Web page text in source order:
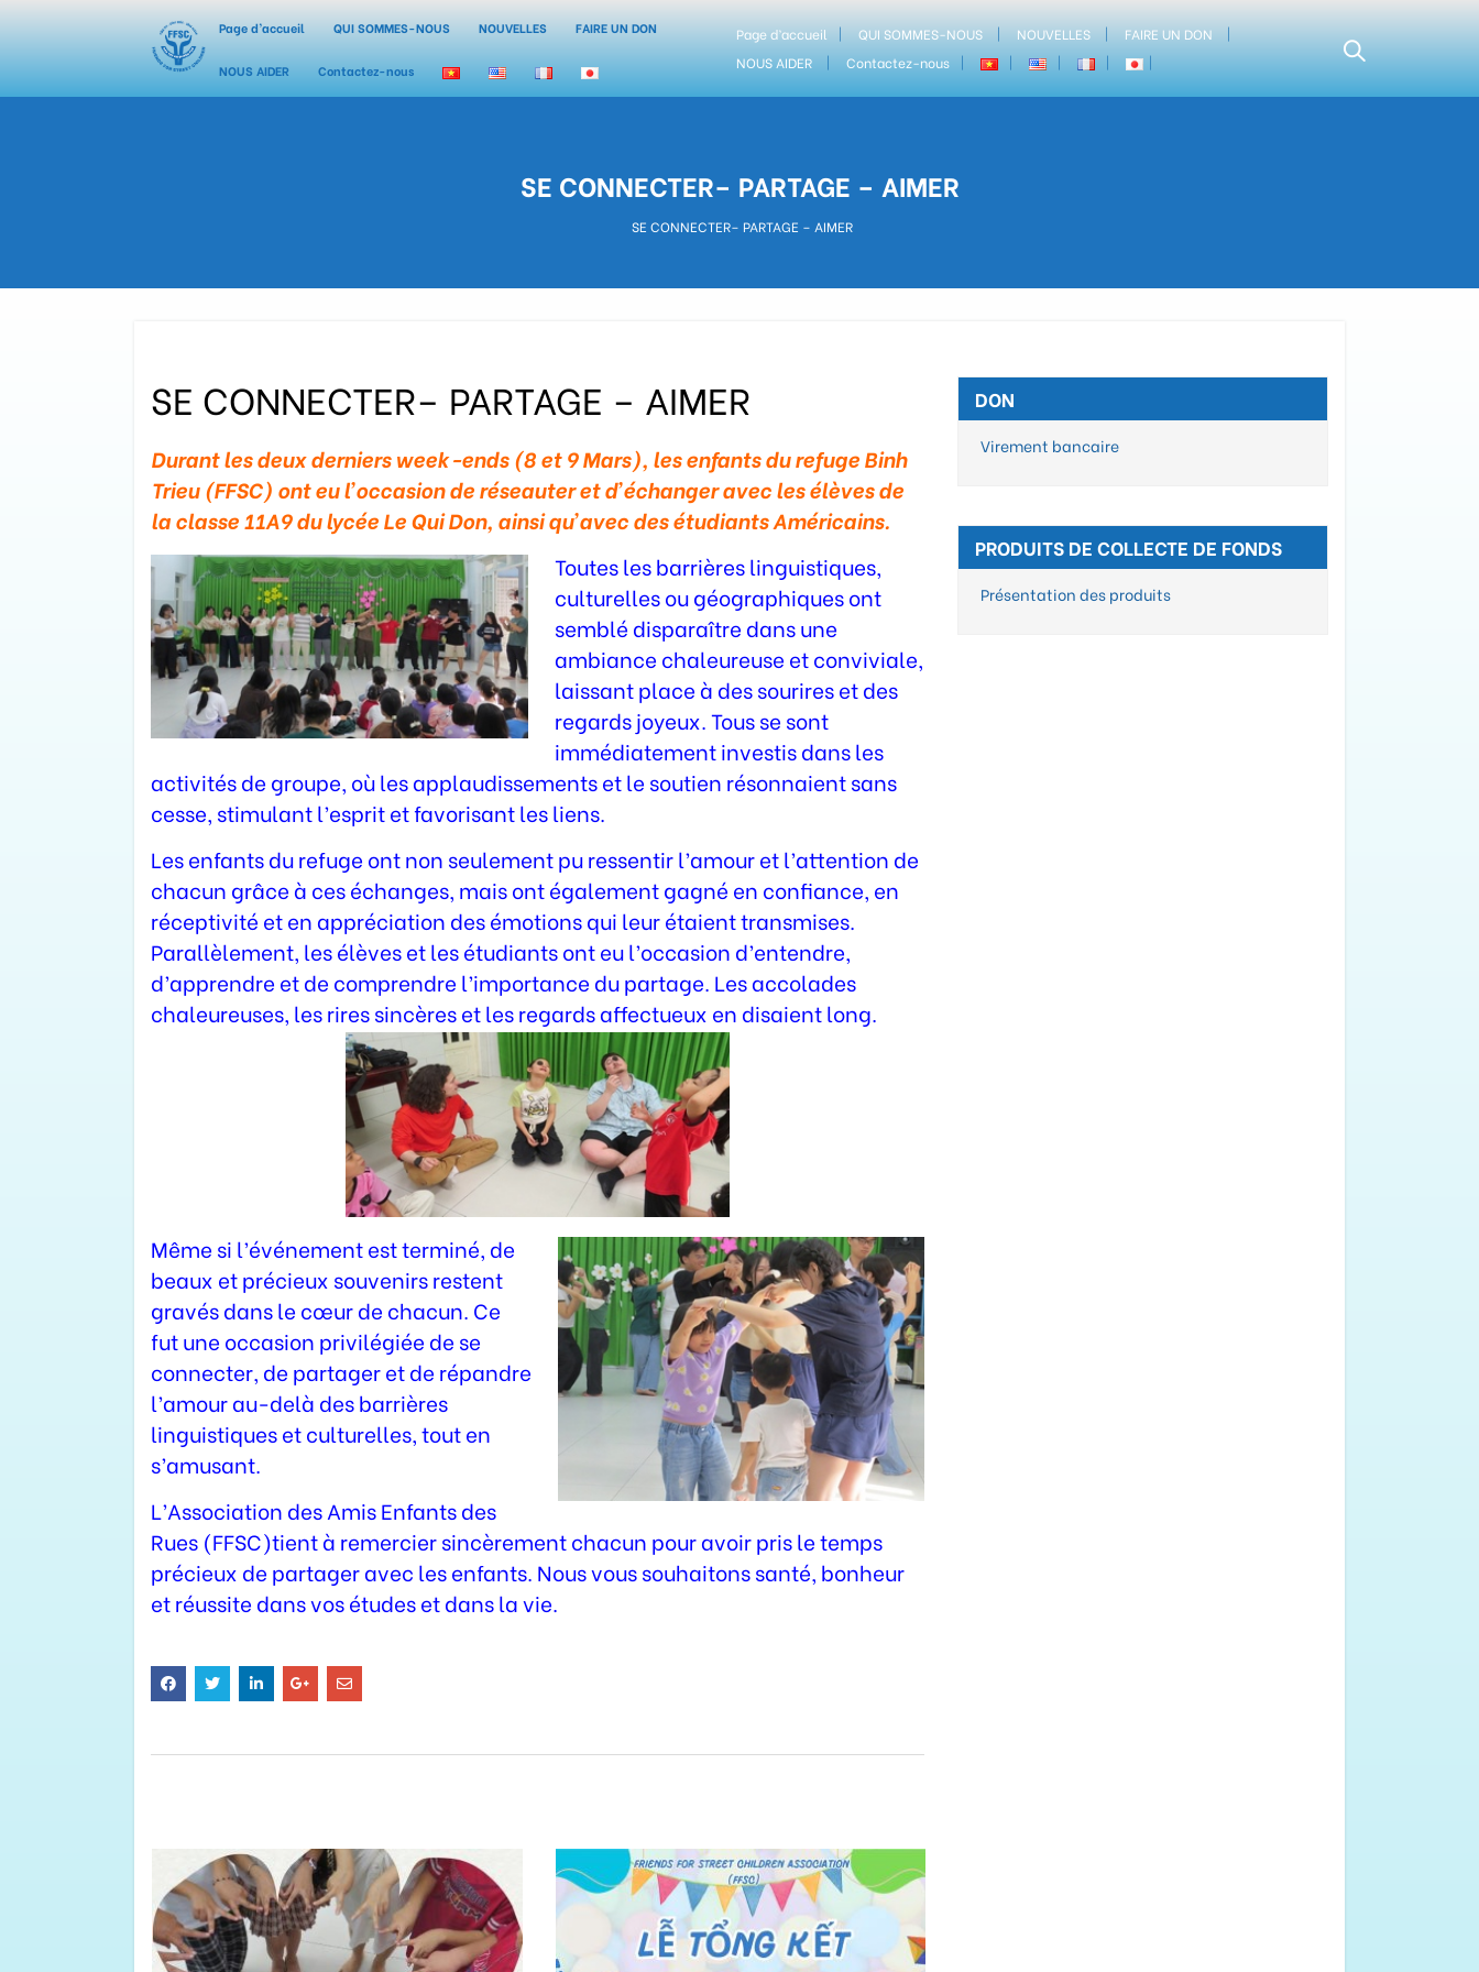
Page d’accueil QUI SOMMES-NOUS NOUVELLES FAIRE UN DON
NOUS AIDER Contactez-nous
Page d’accueil QUI SOMMES-NOUS NOUVELLES
FAIRE UN DON
NOUS AIDER
Contactez-nous
SE CONNECTER– PARTAGE – AIMER
SE CONNECTER– PARTAGE – AIMER
SE CONNECTER– PARTAGE – AIMER
Durant les deux derniers week-ends (8 et 9 Mars), les enfants du refuge Binh
Trieu (FFSC) ont eu l’occasion de réseauter et d’échanger avec les élèves de
la classe 11A9 du lycée Le Qui Don, ainsi qu’avec des étudiants Américains.
Toutes les barrières linguistiques,
culturelles ou géographiques ont
semblé disparaître dans une
ambiance chaleureuse et conviviale,
laissant place à des sourires et des
regards joyeux. Tous se sont
immédiatement investis dans les
activités de groupe, où les applaudissements et le soutien résonnaient sans
cesse, stimulant l’esprit et favorisant les liens.
Les enfants du refuge ont non seulement pu ressentir l’amour et l’attention de
chacun grâce à ces échanges, mais ont également gagné en confiance, en
réceptivité et en appréciation des émotions qui leur étaient transmises.
Parallèlement, les élèves et les étudiants ont eu l’occasion d’entendre,
d’apprendre et de comprendre l’importance du partage. Les accolades
chaleureuses, les rires sincères et les regards affectueux en disaient long.
Même si l’événement est terminé, de
beaux et précieux souvenirs restent
gravés dans le cœur de chacun. Ce
fut une occasion privilégiée de se
connecter, de partager et de répandre
l’amour au-delà des barrières
linguistiques et culturelles, tout en
s’amusant.
L’Association des Amis Enfants des
Rues (FFSC)tient à remercier sincèrement chacun pour avoir pris le temps
précieux de partager avec les enfants. Nous vous souhaitons santé, bonheur
et réussite dans vos études et dans la vie.
DON
Virement bancaire
PRODUITS DE COLLECTE DE FONDS
Présentation des produits